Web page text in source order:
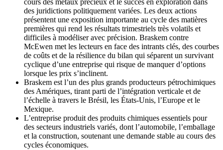
cours des métaux précieux et le succès en exploration dans
des juridictions politiquement variées. Les deux actions
présentent une exposition importante au cycle des matières
premières qui rend les résultats trimestriels très volatils et
difficiles à modéliser avec précision. Braskem contre
McEwen met les lecteurs en face des intrants clés, des courbes
de coûts et de la résilience du bilan qui séparent un survivant
cyclique d’une entreprise qui risque de manquer d’options
lorsque les prix s’inclinent.
Braskem est l’un des plus grands producteurs pétrochimiques
des Amériques, tirant parti de l’intégration verticale et de
l’échelle à travers le Brésil, les États‑Unis, l’Europe et le
Mexique.
L’entreprise produit des produits chimiques essentiels pour
des secteurs industriels variés, dont l’automobile, l’emballage
et la construction, soutenant une demande stable au cours des
cycles économiques.